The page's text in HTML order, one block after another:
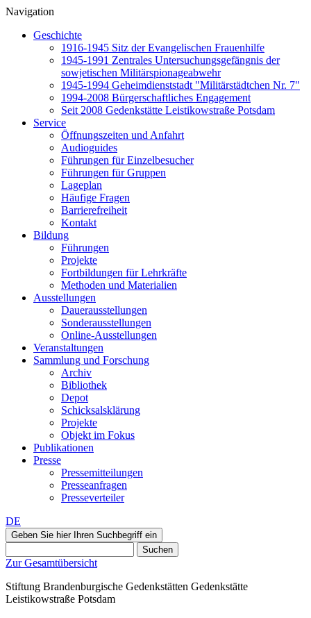
Navigation
Geschichte
1916-1945 Sitz der Evangelischen Frauenhilfe
1945-1991 Zentrales Untersuchungsgefängnis der
sowjetischen Militärspionageabwehr
1945-1994 Geheimdienststadt "Militärstädtchen Nr. 7"
1994-2008 Bürgerschaftliches Engagement
Seit 2008 Gedenkstätte Leistikowstraße Potsdam
Service
Öffnungszeiten und Anfahrt
Audioguides
Führungen für Einzelbesucher
Führungen für Gruppen
Lageplan
Häufige Fragen
Barrierefreiheit
Kontakt
Bildung
Führungen
Projekte
Fortbildungen für Lehrkräfte
Methoden und Materialien
Ausstellungen
Dauerausstellungen
Sonderausstellungen
Online-Ausstellungen
Veranstaltungen
Sammlung und Forschung
Archiv
Bibliothek
Depot
Schicksalsklärung
Projekte
Objekt im Fokus
Publikationen
Presse
Pressemitteilungen
Presseanfragen
Presseverteiler
DE
Geben Sie hier Ihren Suchbegriff ein
Suchen
Zur Gesamtübersicht
Stiftung Brandenburgische Gedenkstätten Gedenkstätte
Leistikowstraße Potsdam